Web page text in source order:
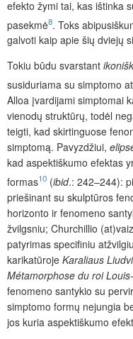
efekto žymi tai, kas ištinka
pasekmė8. Toks
galvoti kaip apie šių dviejų
Tokiu būdu svarstant
susiduriama su simptomo
Alloa įvardijami simptomai
vienodų struktūrų, todėl
teigti, kad skirtinguose
simptomą. Pavyzdžiui,
kad aspektiškumo efektas
formas10 (ibid.: 242–244):
priešinant su skulptūros
horizonto ir fenomeno
žvilgsniu; Churchillio
patyrimas specifiniu
karikatūroje Karaliaus
Métamorphose du roi
fenomeno santykio su
simptomo formų nejungia
jos kuria aspektiškumo